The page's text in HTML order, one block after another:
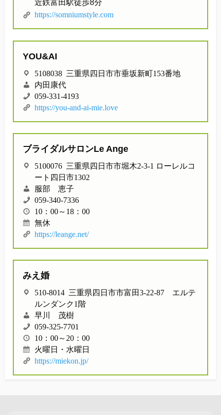
近鉄富田駅徒歩8分
https://somniumstyle.com
YOU&AI
5108038 三重県四日市市垂坂新町153番地
内田康代
059-331-4193
https://you-and-ai-mie.love
ブライダルサロンLe Ange
5100076 三重県四日市市堀木2-3-1 ローレルコ
ート四日市1302
服部 恵子
059-340-7336
10：00～18：00
無休
https://leange.net/
みえ婚
510-8014 三重県四日市市富田3-22-87 エルテ
ルンダンク1階
早川 茂樹
059-325-7701
10：00～20：00
火曜日・水曜日
https://miekon.jp/